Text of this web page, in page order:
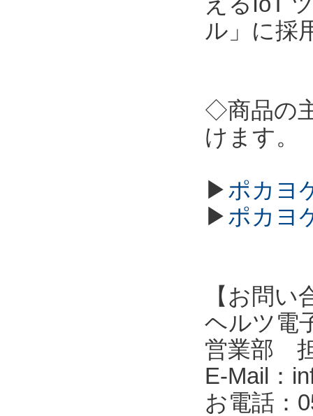
ル」に採
◇商品の
けます。
▶ポカヨ
▶ポカヨ
【お問い
ヘルツ電
営業部
E-Mail：
お電話：